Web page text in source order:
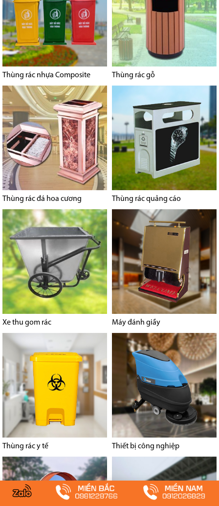
Thùng rác nhựa Composite Thùng rác gỗ
Thùng rác đá hoa cương Thùng rác quảng cáo
Xe thu gom rác Máy đánh giầy
Thùng rác y tế Thiết bị công nghiệp